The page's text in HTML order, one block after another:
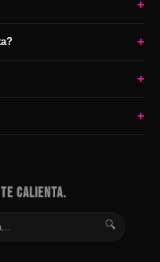
+
+
+
+
CALIENTA.
🔍